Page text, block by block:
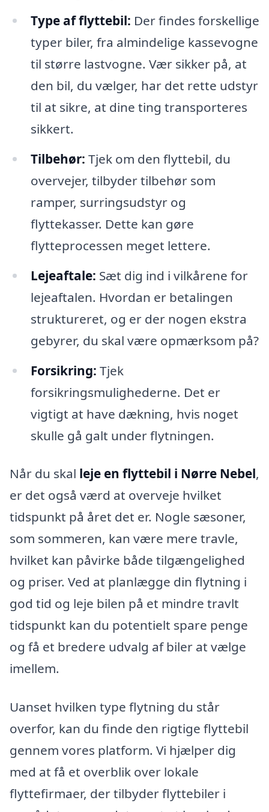
Type af flyttebil: Der findes forskellige
typer biler, fra almindelige kassevogne
til større lastvogne. Vær sikker på, at
den bil, du vælger, har det rette udstyr
til at sikre, at dine ting transporteres
sikkert.
Tilbehør: Tjek om den flyttebil, du
overvejer, tilbyder tilbehør som
ramper, surringsudstyr og
flyttekasser. Dette kan gøre
flytteprocessen meget lettere.
Lejeaftale: Sæt dig ind i vilkårene for
lejeaftalen. Hvordan er betalingen
struktureret, og er der nogen ekstra
gebyrer, du skal være opmærksom på?
Forsikring: Tjek
forsikringsmulighederne. Det er
vigtigt at have dækning, hvis noget
skulle gå galt under flytningen.
Når du skal leje en flyttebil i Nørre Nebel,
er det også værd at overveje hvilket
tidspunkt på året det er. Nogle sæsoner,
som sommeren, kan være mere travle,
hvilket kan påvirke både tilgængelighed
og priser. Ved at planlægge din flytning i
god tid og leje bilen på et mindre travlt
tidspunkt kan du potentielt spare penge
og få et bredere udvalg af biler at vælge
imellem.
Uanset hvilken type flytning du står
overfor, kan du finde den rigtige flyttebil
gennem vores platform. Vi hjælper dig
med at få et overblik over lokale
flyttefirmaer, der tilbyder flyttebiler i